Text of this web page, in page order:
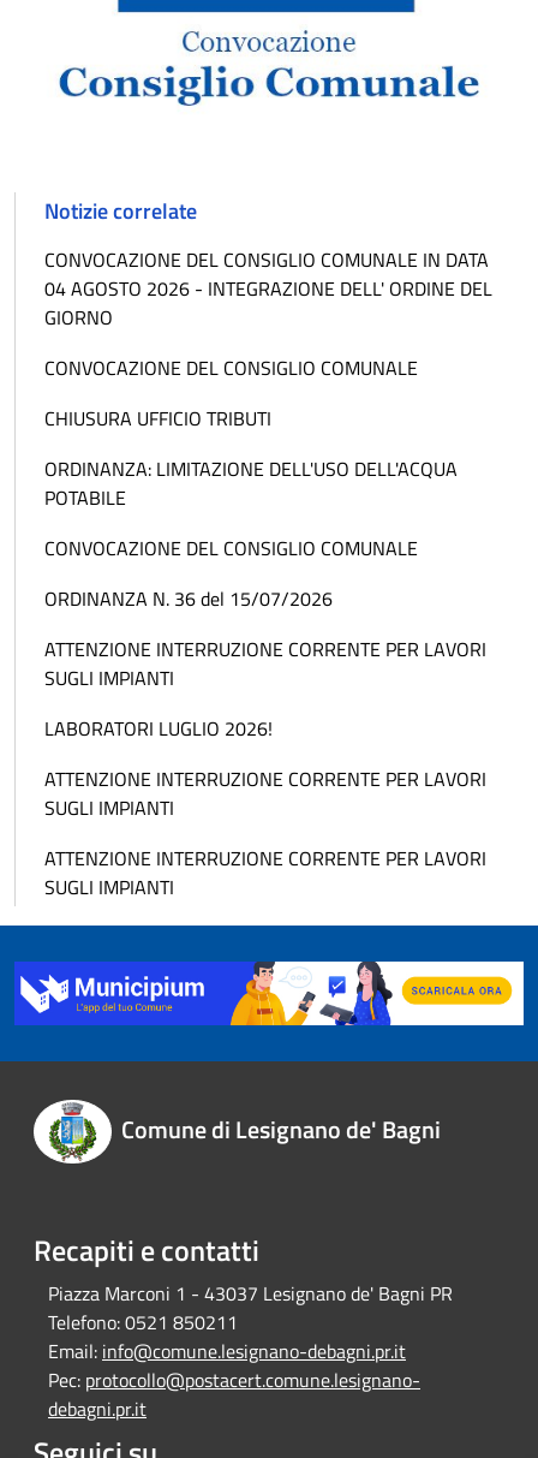
Notizie correlate
CONVOCAZIONE DEL CONSIGLIO COMUNALE IN DATA
04 AGOSTO 2026 - INTEGRAZIONE DELL' ORDINE DEL
GIORNO
CONVOCAZIONE DEL CONSIGLIO COMUNALE
CHIUSURA UFFICIO TRIBUTI
ORDINANZA: LIMITAZIONE DELL'USO DELL'ACQUA
POTABILE
CONVOCAZIONE DEL CONSIGLIO COMUNALE
ORDINANZA N. 36 del 15/07/2026
ATTENZIONE INTERRUZIONE CORRENTE PER LAVORI
SUGLI IMPIANTI
LABORATORI LUGLIO 2026!
ATTENZIONE INTERRUZIONE CORRENTE PER LAVORI
SUGLI IMPIANTI
ATTENZIONE INTERRUZIONE CORRENTE PER LAVORI
SUGLI IMPIANTI
Comune di Lesignano de' Bagni
Recapiti e contatti
Piazza Marconi 1 - 43037 Lesignano de' Bagni PR
Telefono:0521 850211
Email: info@comune.lesignano-debagni.pr.it
Pec: protocollo@postacert.comune.lesignano-
debagni.pr.it